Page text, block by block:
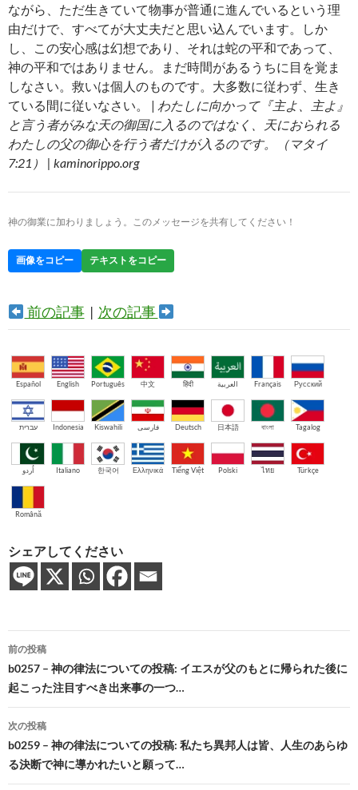
ながら、ただ生きていて物事が普通に進んでいるという理
由だけで、すべてが大丈夫だと思い込んでいます。しか
し、この安心感は幻想であり、それは蛇の平和であって、
神の平和ではありません。まだ時間があるうちに目を覚ま
しなさい。救いは個人のものです。大多数に従わず、生き
ている間に従いなさい。 | わたしに向かって『主よ、主よ』
と言う者がみな天の御国に入るのではなく、天におられる
わたしの父の御心を行う者だけが入るのです。（マタイ
7:21） | kaminorippo.org
神の御業に加わりましょう。このメッセージを共有してください！
画像をコピー テキストをコピー
前の記事| 次の記事
Español English Português 中文 हिंदी العربية Français Русский
עברית Indonesia Kiswahili فارسی Deutsch 日本語 বাংলা Tagalog
اُردو Italiano 한국어 Ελληνικά Tiếng Việt Polski ไทย Türkçe
Română
シェアしてください
投
稿
ナ
ビ
ゲ
ー
前の投稿
b0257 – 神の律法についての投稿: イエスが父のもとに帰られた後に
起こった注目すべき出来事の一つ…
次の投稿
b0259 – 神の律法についての投稿: 私たち異邦人は皆、人生のあらゆ
る決断で神に導かれたいと願って…